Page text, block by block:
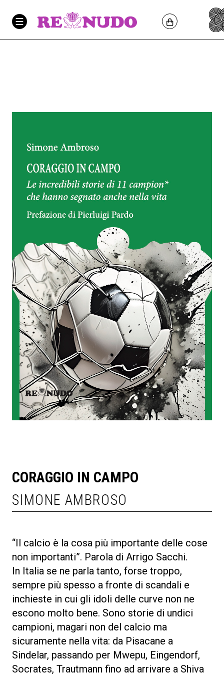
CORAGGIO IN CAMPO
SIMONE AMBROSO
“Il calcio è la cosa più importante delle cose
non importanti”. Parola di Arrigo Sacchi.
In Italia se ne parla tanto, forse troppo,
sempre più spesso a fronte di scandali e
inchieste in cui gli idoli delle curve non ne
escono molto bene. Sono storie di undici
campioni, magari non del calcio ma
sicuramente nella vita: da Pisacane a
Sindelar, passando per Mwepu, Eingendorf,
Socrates, Trautmann fino ad arrivare a Shiva